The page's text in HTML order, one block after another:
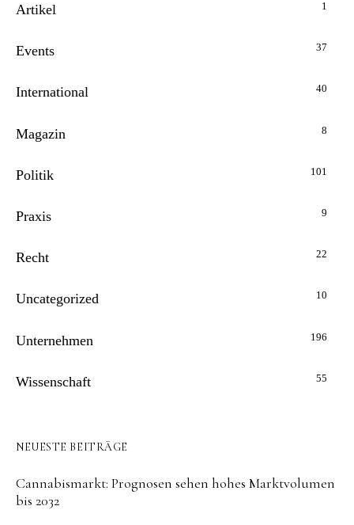
Artikel 1
Events 37
International 40
Magazin 8
Politik 101
Praxis 9
Recht 22
Uncategorized 10
Unternehmen 196
Wissenschaft 55
NEUESTE BEITRÄGE
Cannabismarkt: Prognosen sehen hohes Marktvolumen
bis 2032